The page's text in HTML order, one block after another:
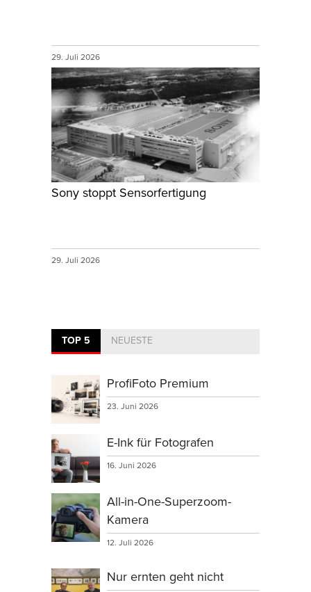
29. Juli 2026
Sony stoppt Sensorfertigung
29. Juli 2026
TOP 5 NEUESTE
ProfiFoto Premium
23. Juni 2026
E-Ink für Fotografen
16. Juni 2026
All-in-One-Superzoom-
Kamera
12. Juli 2026
Nur ernten geht nicht